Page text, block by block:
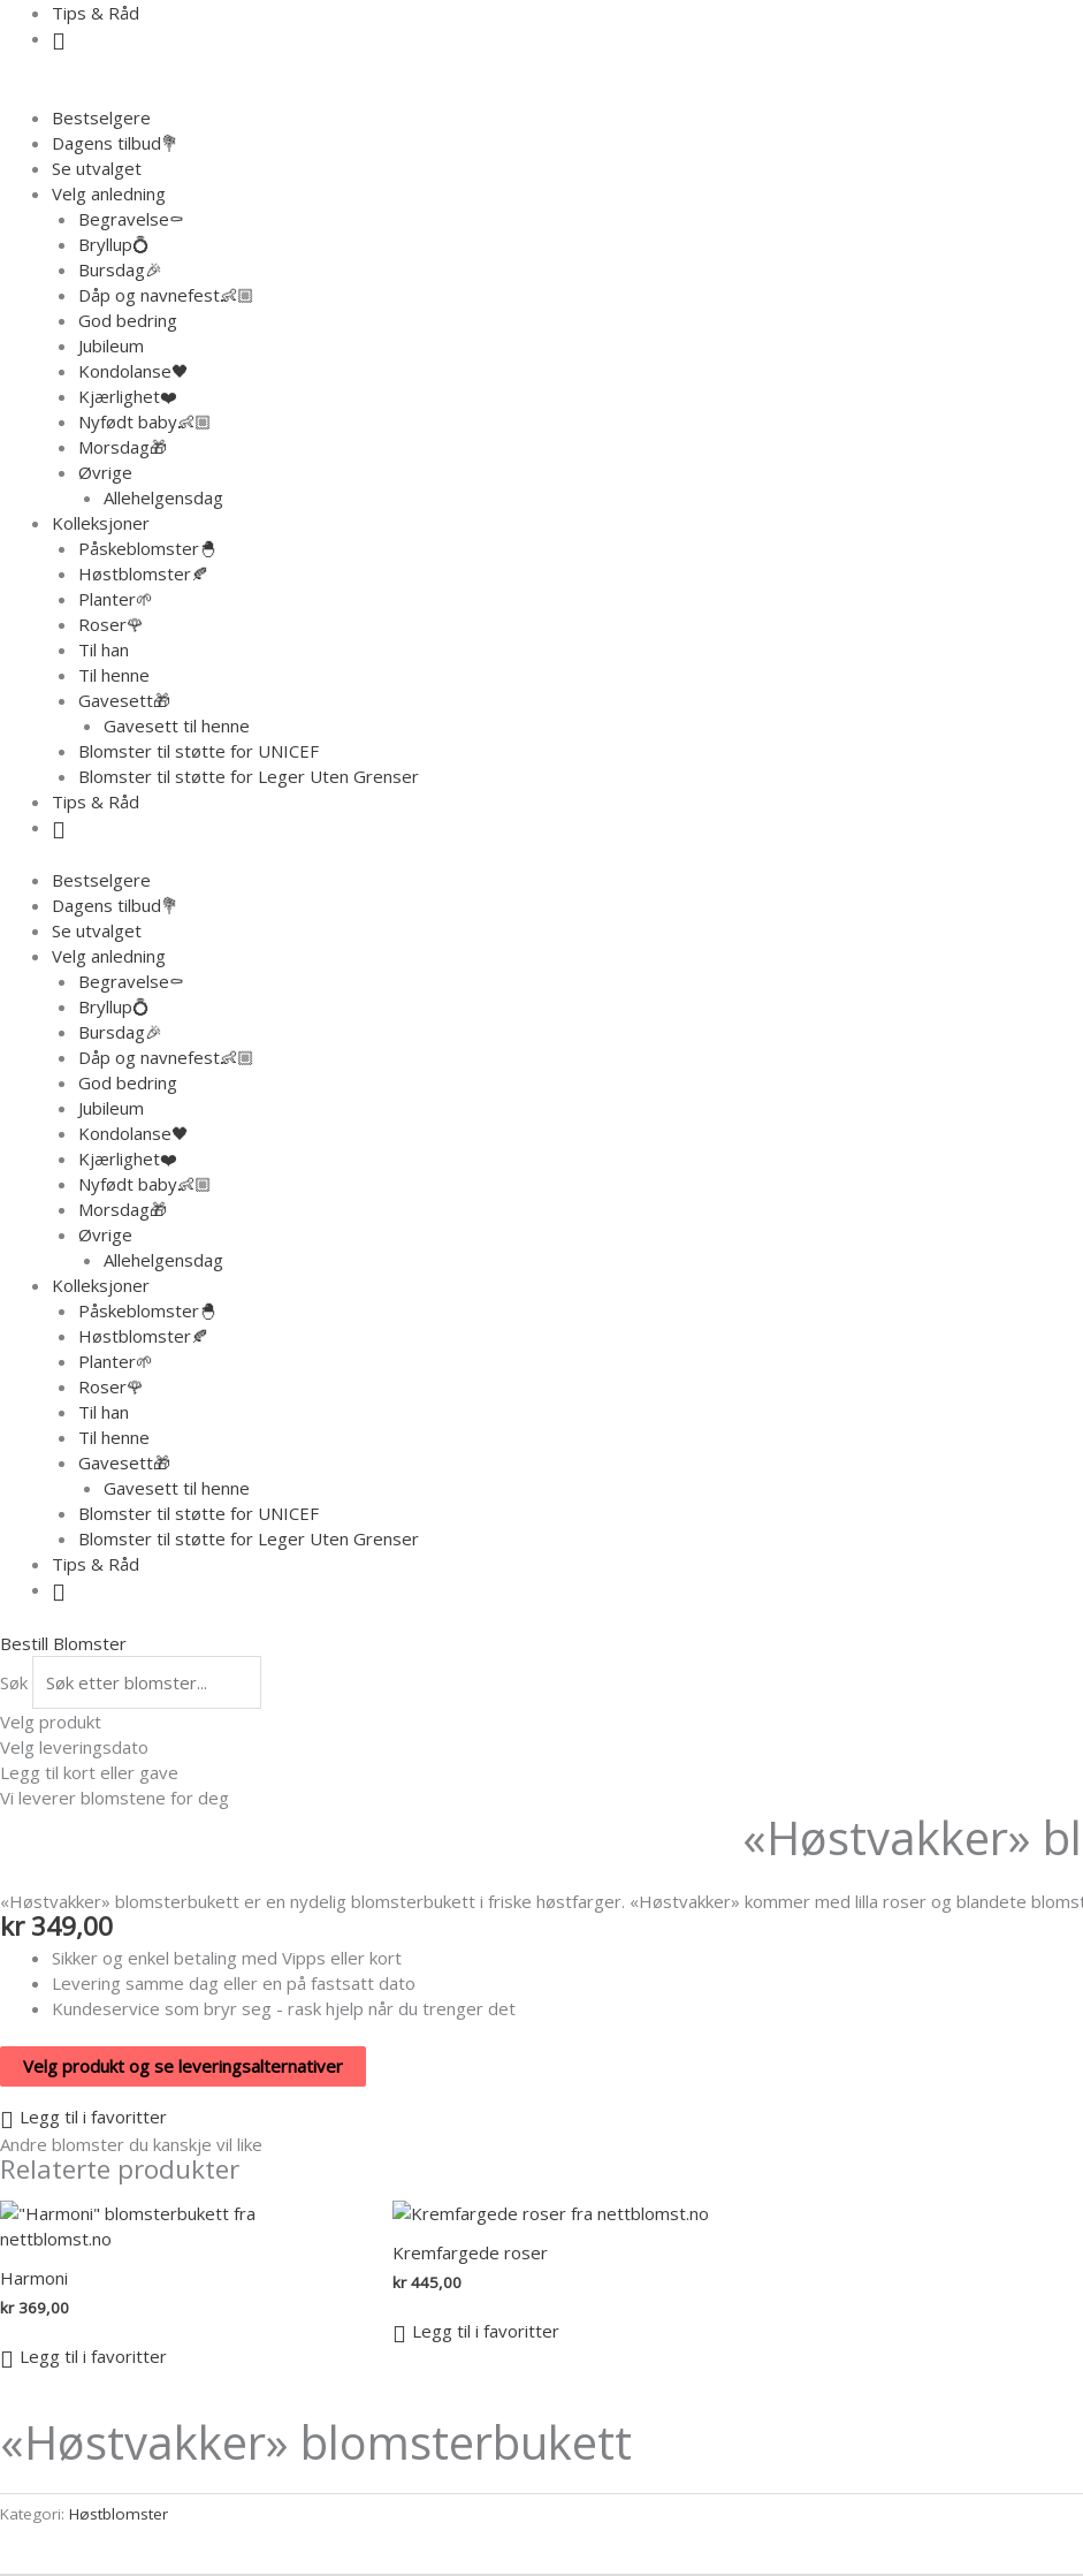
Tips & Råd
Bestselgere
Dagens tilbud💐
Se utvalget
Velg anledning
Begravelse⚰️
Bryllup💍
Bursdag🎉
Dåp og navnefest👶🏼
God bedring
Jubileum
Kondolanse🖤
Kjærlighet❤️
Nyfødt baby👶🏼
Morsdag🎁
Øvrige
Allehelgensdag
Kolleksjoner
Påskeblomster🐣
Høstblomster🍂
Planter🌱
Roser🌹
Til han
Til henne
Gavesett🎁
Gavesett til henne
Blomster til støtte for UNICEF
Blomster til støtte for Leger Uten Grenser
Tips & Råd
Bestselgere
Dagens tilbud💐
Se utvalget
Velg anledning
Begravelse⚰️
Bryllup💍
Bursdag🎉
Dåp og navnefest👶🏼
God bedring
Jubileum
Kondolanse🖤
Kjærlighet❤️
Nyfødt baby👶🏼
Morsdag🎁
Øvrige
Allehelgensdag
Kolleksjoner
Påskeblomster🐣
Høstblomster🍂
Planter🌱
Roser🌹
Til han
Til henne
Gavesett🎁
Gavesett til henne
Blomster til støtte for UNICEF
Blomster til støtte for Leger Uten Grenser
Tips & Råd
Bestill Blomster
Søk
Velg produkt
Velg leveringsdato
Legg til kort eller gave
Vi leverer blomstene for deg
«Høstvakker»
«Høstvakker» blomsterbukett er en nydelig blomsterbukett i friske høstfarger. «Høstvakker» kommer med lilla roser og blandete
kr349,00
Sikker og enkel betaling med Vipps eller kort
Levering samme dag eller en på fastsatt dato
Kundeservice som bryr seg - rask hjelp når du trenger det
Velg produkt og se leveringsalternativer
Legg til i favoritter
Andre blomster du kanskje vil like
Relaterte produkter
Harmoni
kr369,00
Legg til i favoritter
Kremfargede roser
kr445,00
Legg til i favoritter
«Høstvakker» blomsterbukett
Kategori: Høstblomster